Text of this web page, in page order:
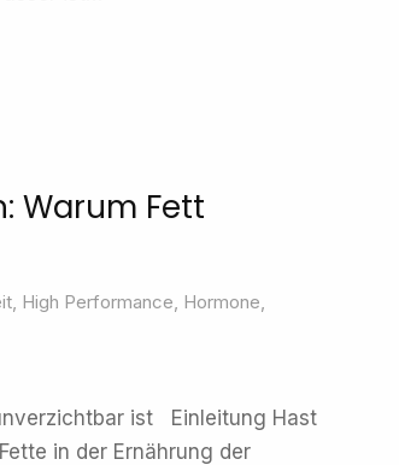
Warum Fett
, High Performance, Hormone,
ist Einleitung Hast
in der Ernährung der